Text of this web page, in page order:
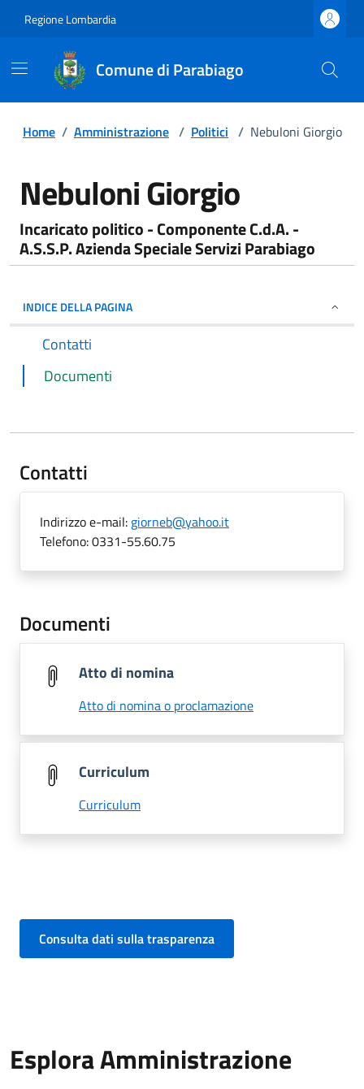
Regione Lombardia
Comune di Parabiago
Home / Amministrazione / Politici / Nebuloni Giorgio
Nebuloni Giorgio
Incaricato politico - Componente C.d.A. -
A.S.S.P. Azienda Speciale Servizi Parabiago
INDICE DELLA PAGINA
Contatti
Documenti
Contatti
Indirizzo e-mail: giorneb@yahoo.it
Telefono:0331-55.60.75
Documenti
Atto di nomina
Atto di nomina o proclamazione
Curriculum
Curriculum
Consulta dati sulla trasparenza
Esplora Amministrazione